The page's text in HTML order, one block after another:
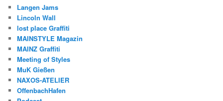
Langen Jams
Lincoln Wall
lost place Graffiti
MAINSTYLE Magazin
MAINZ Graffiti
Meeting of Styles
MuK Gießen
NAXOS-ATELIER
OffenbachHafen